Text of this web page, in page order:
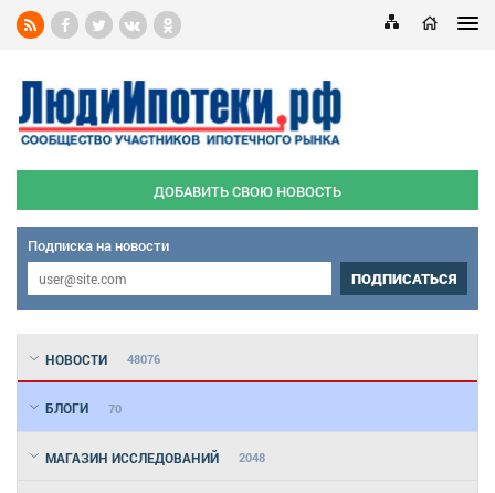
ДОБАВИТЬ СВОЮ НОВОСТЬ
Подписка на новости
ПОДПИСАТЬСЯ
НОВОСТИ 48076
БЛОГИ 70
МАГАЗИН ИССЛЕДОВАНИЙ 2048